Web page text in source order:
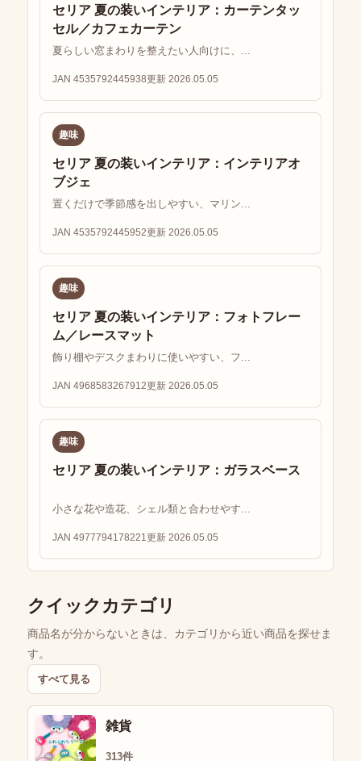
セリア 夏の装いインテリア：カーテンタッ
セル／カフェカーテン
夏らしい窓まわりを整えたい人向けに、...
JAN 4535792445938更新 2026.05.05
趣味
セリア 夏の装いインテリア：インテリアオ
ブジェ
置くだけで季節感を出しやすい、マリン...
JAN 4535792445952更新 2026.05.05
趣味
セリア 夏の装いインテリア：フォトフレー
ム／レースマット
飾り棚やデスクまわりに使いやすい、フ...
JAN 4968583267912更新 2026.05.05
趣味
セリア 夏の装いインテリア：ガラスベース
小さな花や造花、シェル類と合わせやす...
JAN 4977794178221 更新 2026.05.05
クイックカテゴリ
商品名が分からないときは、カテゴリから近い商品を探せま
す。
すべて見る
雑貨
313件